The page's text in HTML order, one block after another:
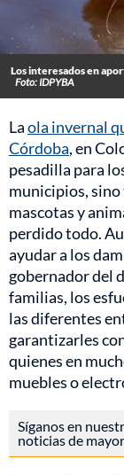
Los interesados en
Foto: IDPYBA
Laola invernal
Córdoba, en
pesadilla para
municipios, sino
mascotas y
perdido todo.
ayudar a los
gobernador del
familias, los
las diferentes
garantizarles
quienes en
muebles o
Síganos en
noticias de